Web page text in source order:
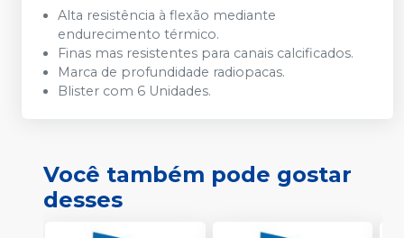
Alta resistência à flexão mediante
endurecimento térmico.
Finas mas resistentes para canais calcificados.
Marca de profundidade radiopacas.
Blister com 6 Unidades.
Você também pode gostar
desses